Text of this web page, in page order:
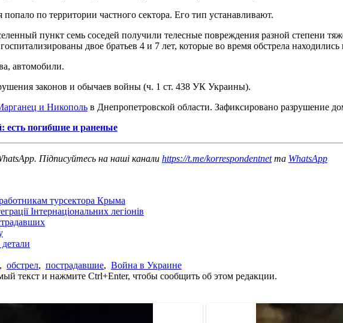
по территории частного сектора. Его тип устанавливают.
пункт семь соседей получили телесные повреждения разной степени
двое братьев 4 и 7 лет, которые во время обстрела
автомобили.
законов и обычаев войны (ч. 1 ст. 438 УК Украины).
и Никополь в Днепропетровской области. Зафиксировано разрушение
есть погибшие и раненые
Підписуйтесь на наші канали https://t.me/korrespondentnetта WhatsApp
турсектора Крыма
Інтернаціональних легіонів
, обстрел, пострадавшие, Война в Украине
текст и нажмите Ctrl+Enter, чтобы сообщить об этом редакции.